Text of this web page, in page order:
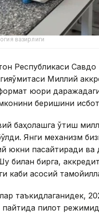
вазирлиги
Республикаси
Миллий
юқори
беришини
баҳолашга ўтиш
Янги механизм
юкни пасайтиради ва
билан бирга,
каби асосий
таъкидлаганидек,
пилот